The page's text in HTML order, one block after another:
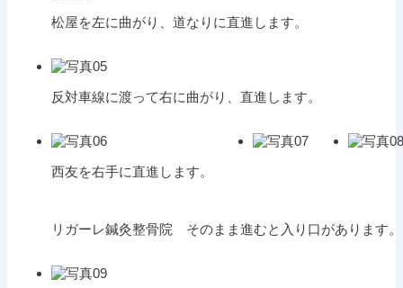
松屋を左に曲がり、道なりに直進します。
反対車線に渡って右に曲がり、直進します。
西友を右手に直進します。
リガーレ鍼灸整骨院 そのまま進むと入り口があります。